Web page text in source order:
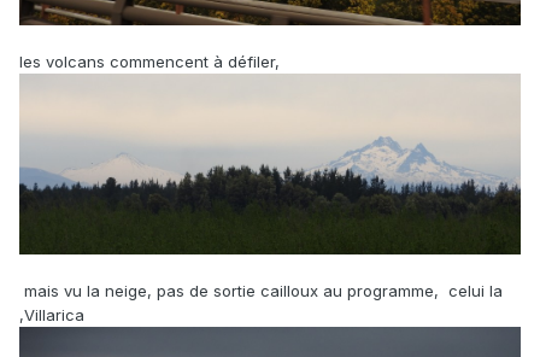
les volcans commencent à défiler,
mais vu la neige, pas de sortie cailloux au programme, celui la
,Villarica